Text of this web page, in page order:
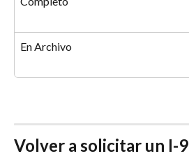
En Archivo
Volver a solicitar un I-9